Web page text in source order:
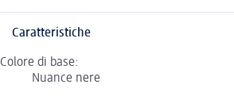
Caratteristiche
Colore di base:
Nuance nere